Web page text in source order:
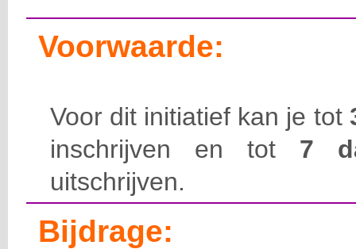
Voorwaarde:
Voor dit initiatief kan je tot
inschrijven en tot 7
uitschrijven.
Bijdrage: